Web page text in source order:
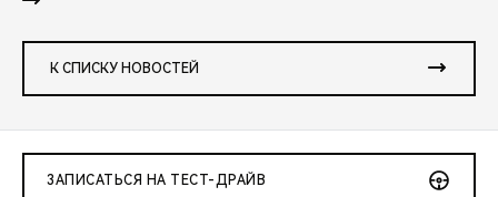
К СПИСКУ НОВОСТЕЙ
ЗАПИСАТЬСЯ НА ТЕСТ-ДРАЙВ